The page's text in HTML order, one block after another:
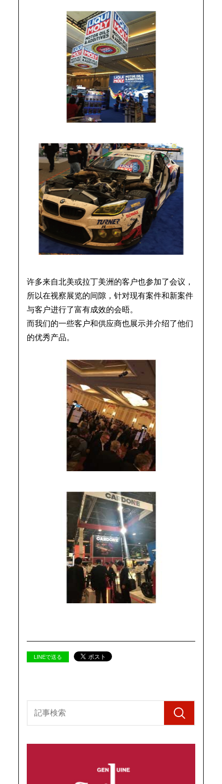
许多来自北美或拉丁美洲的客户也参加了会议，
所以在视察展览的间隙，针对现有案件和新案件
与客户进行了富有成效的会晤。
而我们的一些客户和供应商也展示并介绍了他们
的优秀产品。
LINEで送る